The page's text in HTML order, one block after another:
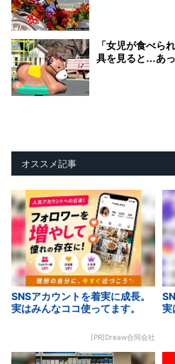
「女児が食べら
具を見ると…あっ
オススメ記事
SNSアカウントを着実に成長。
実はみんなココ使ってます。
[PR]Dreaw合同会社
実